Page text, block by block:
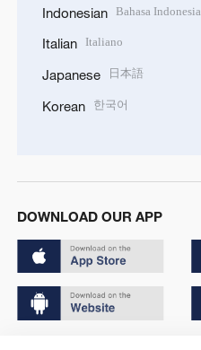
Indonesian Bahasa Indonesia
Italian Italiano
Japanese 日本語
Korean 한국어
DOWNLOAD OUR APP